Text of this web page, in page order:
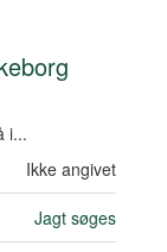
i...
Ikke angivet
Jagt søges